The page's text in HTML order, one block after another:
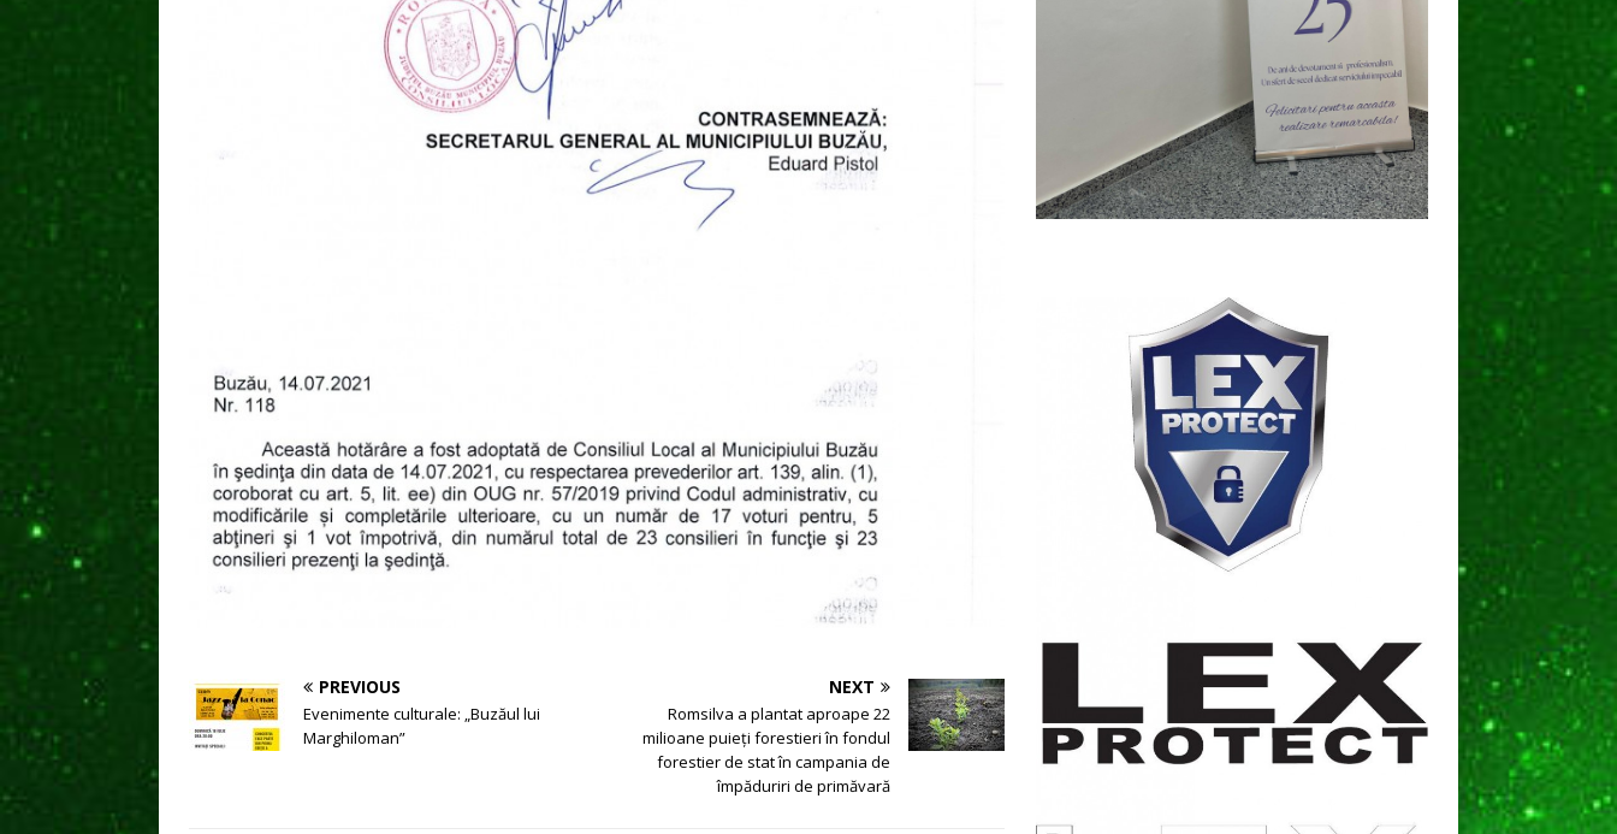
PREVIOUS
Evenimente culturale: „Buzăul lui
Marghiloman”
NEXT
Romsilva a plantat aproape 22
milioane puieți forestieri în fondul
forestier de stat în campania de
împăduriri de primăvară